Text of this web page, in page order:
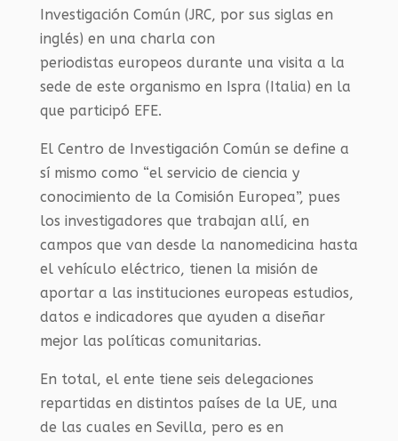
Investigación Común (JRC, por sus siglas en
inglés) en una charla con
periodistas europeos durante una visita a la
sede de este organismo en Ispra (Italia) en la
que participó EFE.
El Centro de Investigación Común se define a
sí mismo como “el servicio de ciencia y
conocimiento de la Comisión Europea”, pues
los investigadores que trabajan allí, en
campos que van desde la nanomedicina hasta
el vehículo eléctrico, tienen la misión de
aportar a las instituciones europeas estudios,
datos e indicadores que ayuden a diseñar
mejor las políticas comunitarias.
En total, el ente tiene seis delegaciones
repartidas en distintos países de la UE, una
de las cuales en Sevilla, pero es en